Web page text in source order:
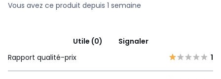
Vous avez ce produit depuis 1 semaine
Utile (0)
Signaler
Rapport qualité-prix
1